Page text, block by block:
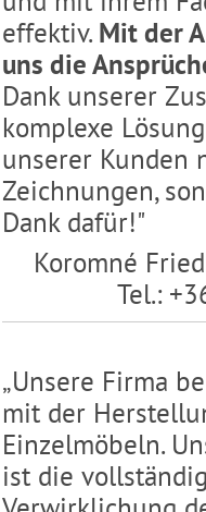
effektiv. Mit der
uns die
Dank unserer
komplexe
unserer Kunden
Zeichnungen,
Dank dafür!"
Koromné
Tel.:
„Unsere Firma
mit der
Einzelmöbeln.
ist die